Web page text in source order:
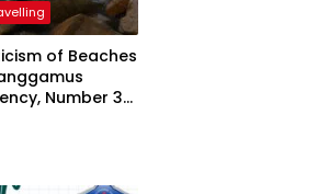
of Beaches
Number 3